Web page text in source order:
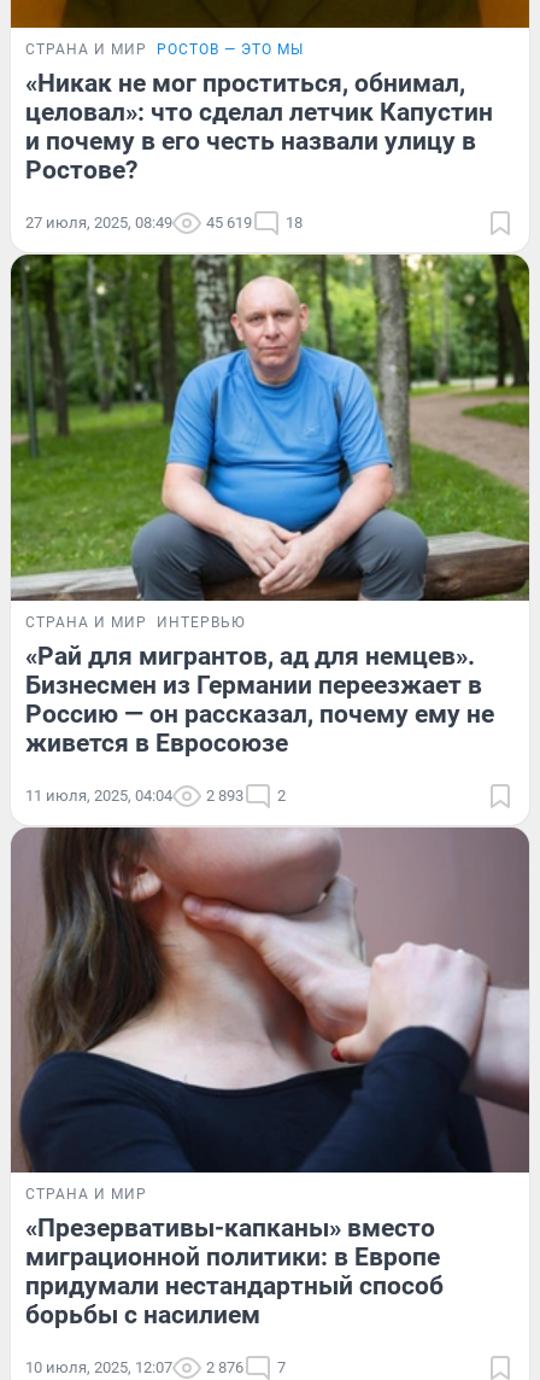
СТРАНА И МИР РОСТОВ — ЭТО МЫ
«Никак не мог проститься, обнимал,
целовал»: что сделал летчик Капустин
и почему в его честь назвали улицу в
Ростове?
27 июля, 2025, 08:49 45 619 18
СТРАНА И МИР ИНТЕРВЬЮ
«Рай для мигрантов, ад для немцев».
Бизнесмен из Германии переезжает в
Россию — он рассказал, почему ему не
живется в Евросоюзе
11 июля, 2025, 04:04 2 893 2
СТРАНА И МИР
«Презервативы-капканы» вместо
миграционной политики: в Европе
придумали нестандартный способ
борьбы с насилием
10 июля, 2025, 12:07 2 876 7